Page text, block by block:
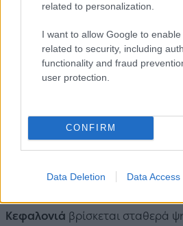
related to personalization.
I want to allow Google to
related to security, including
functionality and fraud
user protection.
CONFIRM
Data Deletion Data Access
Το χωριό Άσσος είναι από τα πιο
Κεφαλονιά βρίσκεται σταθερά